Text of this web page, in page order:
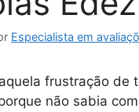
Especialista em
frustração de
não sabia